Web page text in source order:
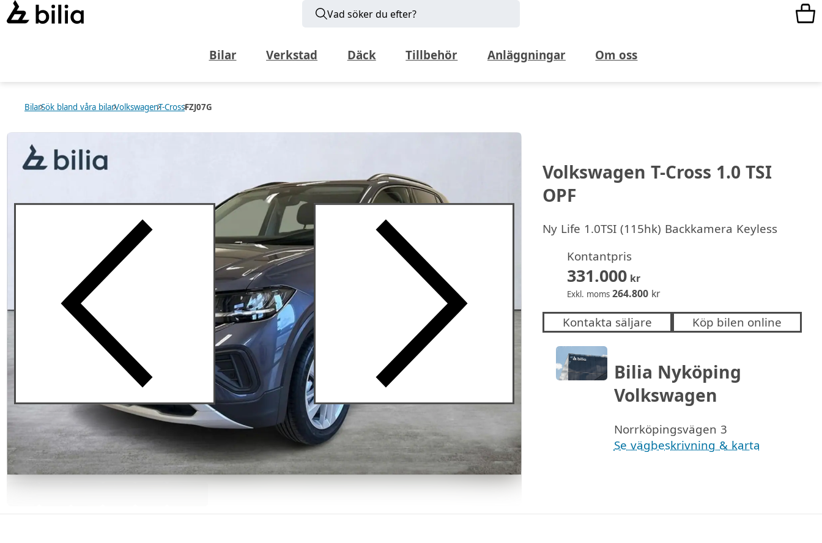
Vad söker du efter?
Bilar Verkstad Däck Tillbehör Anläggningar Om oss
BilarSök bland våra bilarVolkswagenT-CrossFZJ07G
Volkswagen T-Cross 1.0 TSI
OPF
NyLife 1.0TSI (115hk) Backkamera Keyless
Kontantpris
331.000kr
Exkl. moms 264.800kr
Kontakta säljare Köp bilen online
Bilia Nyköping
Volkswagen
Norrköpingsvägen 3
Se vägbeskrivning & karta